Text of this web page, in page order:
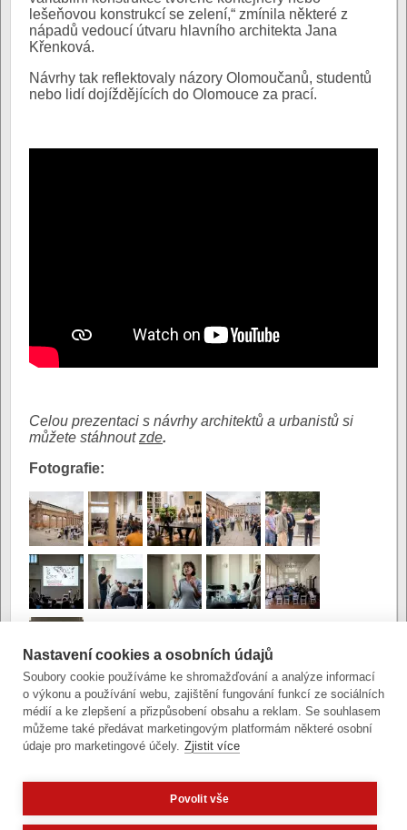
lešeňovou konstrukcí se zelení,“ zmínila některé z
nápadů vedoucí útvaru hlavního architekta Jana
Křenková.
Návrhy tak reflektovaly názory Olomoučanů, studentů
nebo lidí dojíždějících do Olomouce za prací.
Celou prezentaci s návrhy architektů a urbanistů si
můžete stáhnout zde.
Fotografie:
Autor: Mgr. Václav Vežranovský|Poslední úprava:
6. listopadu 2023 (po)
Nastavení cookies a osobních údajů
Soubory cookie používáme ke shromažďování a analýze informací
o výkonu a používání webu, zajištění fungování funkcí ze sociálních
médií a ke zlepšení a přizpůsobení obsahu a reklam. Se souhlasem
můžeme také předávat marketingovým platformám některé osobní
údaje pro marketingové účely. Zjistit více
Povolit vše